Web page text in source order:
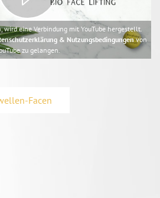
wird eine Verbindung mit YouTube hergestellt.
& Nutzungsbedingungenvon
zu gelangen.
Facen